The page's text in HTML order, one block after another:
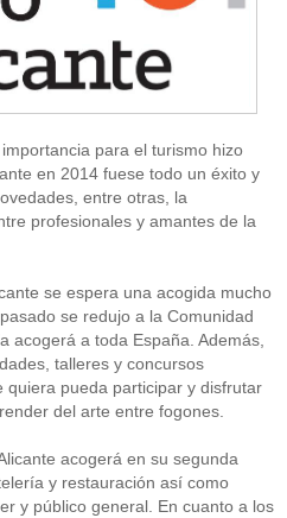
para el turismo hizo
en 2014 fuese todo un éxito y
entre otras, la
profesionales y amantes de la
se espera una acogida mucho
se redujo a la Comunidad
acogerá a toda España. Además,
talleres y concursos
quiera pueda participar y disfrutar
del arte entre fogones.
acogerá en su segunda
y restauración así como
y público general. En cuanto a los